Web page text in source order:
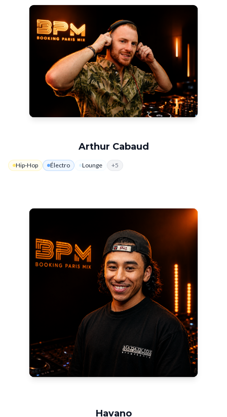
Arthur Cabaud
Hip-Hop Électro Lounge +5
Havano